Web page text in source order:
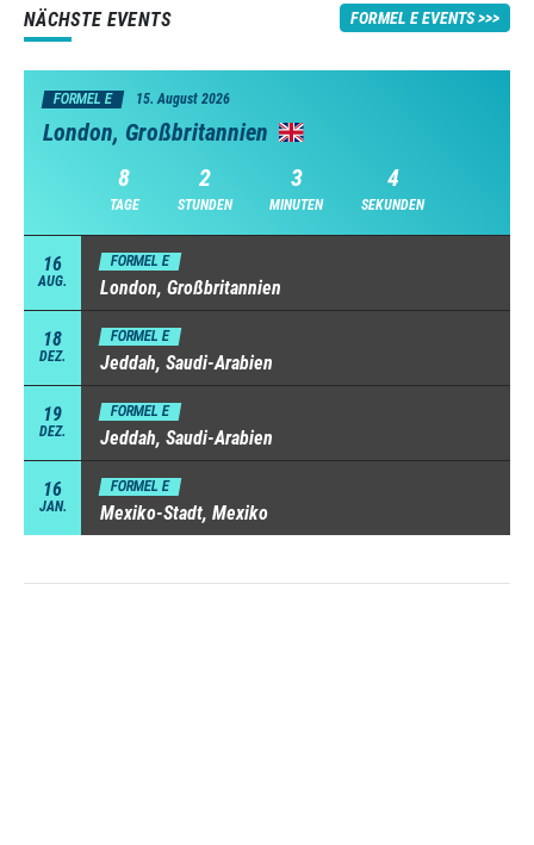
NÄCHSTE EVENTS FORMEL E EVENTS
FORMEL E 15. August 2026
London, Großbritannien
8
TAGE
2
STUNDEN
3
MINUTEN
4
SEKUNDEN
16
AUG.
FORMEL E
London, Großbritannien
18
DEZ.
FORMEL E
Jeddah, Saudi-Arabien
19
DEZ.
FORMEL E
Jeddah, Saudi-Arabien
16
JAN.
FORMEL E
Mexiko-Stadt, Mexiko